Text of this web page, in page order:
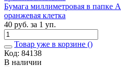
Бумага миллиметровая в папке
оранжевая клетка
40 руб. за 1 уп.
Товар уже в корзине ()
Код: 84138
В наличии